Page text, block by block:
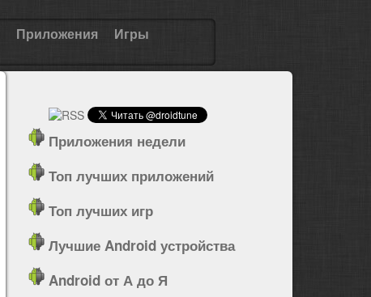
Приложения Игры
Приложения недели
Топ лучших приложений
Топ лучших игр
Лучшие Android устройства
Android от А до Я